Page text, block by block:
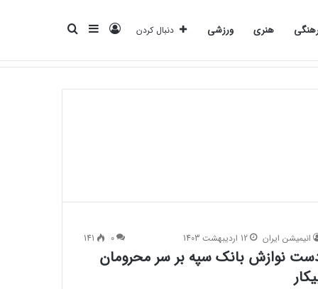
هنری ورزشی
برای
سایدبار ورود
دنبال کردن
انیمیشن ایران 12 اردیبهشت 1403 0
141
نوازش بانک سپه بر سر محرومان